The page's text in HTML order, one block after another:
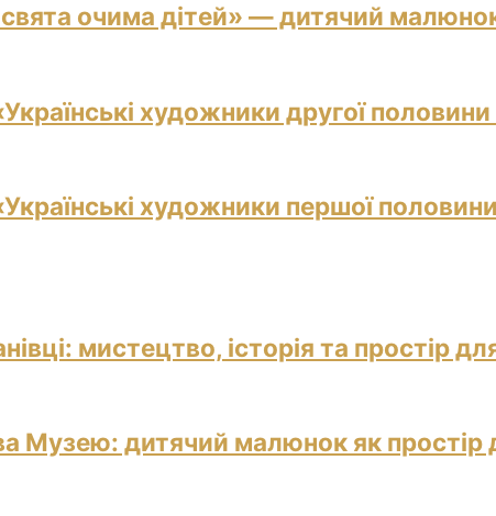
очима дітей» — дитячий
художники другої половини
художники першої
мистецтво, історія та простір
Музею: дитячий малюнок як простір